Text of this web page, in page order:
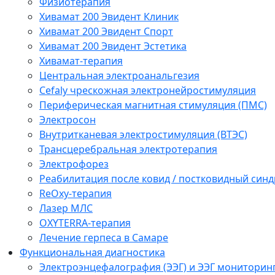
Хивамат 200 Эвидент Клиник
Хивамат 200 Эвидент Спорт
Хивамат 200 Эвидент Эстетика
Хивамат-терапия
Центральная электроанальгезия
Cefaly чреcкожная электронейростимуляция
Периферическая магнитная стимуляция (ПМС)
Электросон
Внутритканевая электростимуляция (ВТЭС)
Трансцеребральная электротерапия
Электрофорез
Реабилитация после ковид / постковидный
ReOxy-терапия
Лазер МЛС
OXYTERRA-терапия
Лечение герпеса в Самаре
Функциональная диагностика
Электроэнцефалография (ЭЭГ) и ЭЭГ